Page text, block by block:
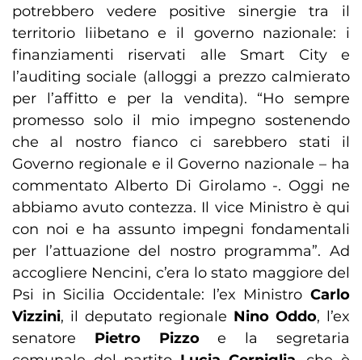
potrebbero vedere positive sinergie tra il
territorio liibetano e il governo nazionale: i
finanziamenti riservati alle Smart City e
l’auditing sociale (alloggi a prezzo calmierato
per l’affitto e per la vendita). “Ho sempre
promesso solo il mio impegno sostenendo
che al nostro fianco ci sarebbero stati il
Governo regionale e il Governo nazionale – ha
commentato Alberto Di Girolamo -. Oggi ne
abbiamo avuto contezza. Il vice Ministro è qui
con noi e ha assunto impegni fondamentali
per l’attuazione del nostro programma”. Ad
accogliere Nencini, c’era lo stato maggiore del
Psi in Sicilia Occidentale: l’ex Ministro Carlo
Vizzini, il deputato regionale Nino Oddo, l’ex
senatore Pietro Pizzoe la segretaria